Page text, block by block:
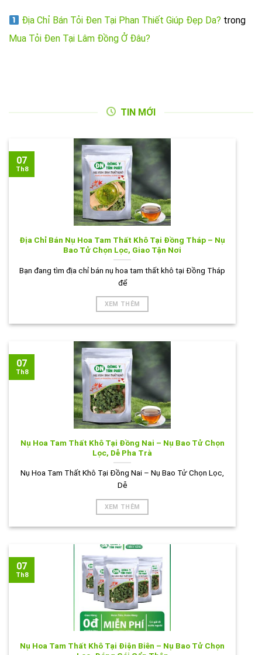
Địa Chỉ Bán Tỏi Đen Tại Phan Thiết Giúp Đẹp Da? trong
Mua Tỏi Đen Tại Lâm Đồng Ở Đâu?
TIN MỚI
Địa Chỉ Bán Nụ Hoa Tam Thất Khô Tại Đồng Tháp – Nụ
Bao Tử Chọn Lọc, Giao Tận Nơi
Bạn đang tìm địa chỉ bán nụ hoa tam thất khô tại Đồng Tháp
để
XEM THÊM
07
Th8
Nụ Hoa Tam Thất Khô Tại Đồng Nai – Nụ Bao Tử Chọn
Lọc, Dễ Pha Trà
Nụ Hoa Tam Thất Khô Tại Đồng Nai – Nụ Bao Tử Chọn Lọc,
Dễ
XEM THÊM
07
Th8
Nụ Hoa Tam Thất Khô Tại Điện Biên – Nụ Bao Tử Chọn
07
Th8